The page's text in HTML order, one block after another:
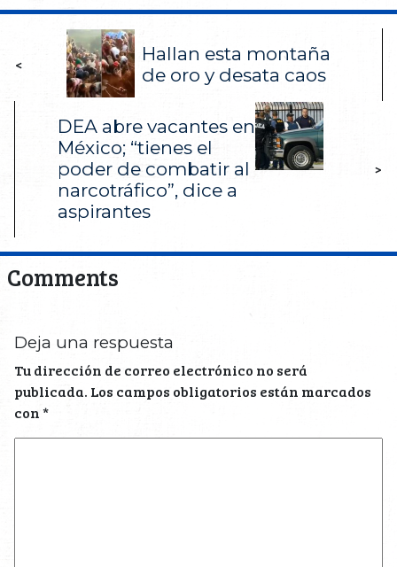
<
Hallan esta montaña
de oro y desata caos
DEA abre vacantes en
México; “tienes el
poder de combatir al
narcotráfico”, dice a
aspirantes
>
Comments
Deja una respuesta
Tu dirección de correo electrónico no será
publicada. Los campos obligatorios están marcados
con*